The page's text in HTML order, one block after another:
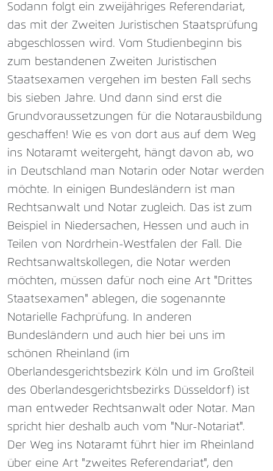
Sodann folgt ein zweijähriges Referendariat,
das mit der Zweiten Juristischen Staatsprüfung
abgeschlossen wird. Vom Studienbeginn bis
zum bestandenen Zweiten Juristischen
Staatsexamen vergehen im besten Fall sechs
bis sieben Jahre. Und dann sind erst die
Grundvoraussetzungen für die Notarausbildung
geschaffen! Wie es von dort aus auf dem Weg
ins Notaramt weitergeht, hängt davon ab, wo
in Deutschland man Notarin oder Notar werden
möchte. In einigen Bundesländern ist man
Rechtsanwalt und Notar zugleich. Das ist zum
Beispiel in Niedersachen, Hessen und auch in
Teilen von Nordrhein-Westfalen der Fall. Die
Rechtsanwaltskollegen, die Notar werden
möchten, müssen dafür noch eine Art "Drittes
Staatsexamen" ablegen, die sogenannte
Notarielle Fachprüfung. In anderen
Bundesländern und auch hier bei uns im
schönen Rheinland (im
Oberlandesgerichtsbezirk Köln und im Großteil
des Oberlandesgerichtsbezirks Düsseldorf) ist
man entweder Rechtsanwalt oder Notar. Man
spricht hier deshalb auch vom "Nur-Notariat".
Der Weg ins Notaramt führt hier im Rheinland
über eine Art "zweites Referendariat", den